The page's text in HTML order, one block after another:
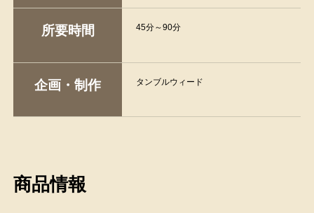
所要時間 45分～90分
企画・制作 タンブルウィード
商品情報